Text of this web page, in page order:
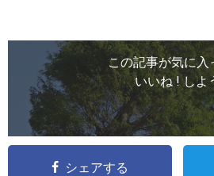
この記事が気に入
いいね ! しよ
シェアする